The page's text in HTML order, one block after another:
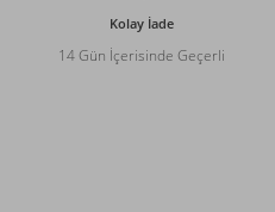
Kolay İade
14 Gün İçerisinde Geçerli